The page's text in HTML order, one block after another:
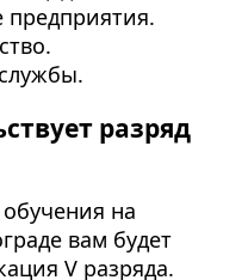
разряд
на
вам будет
V разряда.